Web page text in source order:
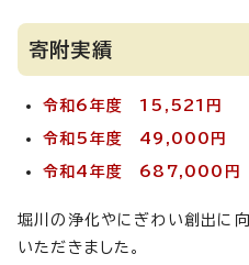
寄附実績
令和6年度 15,521円
令和5年度 49,000円
令和4年度 687,000円
堀川の浄化やにぎわい創出に
いただきました。